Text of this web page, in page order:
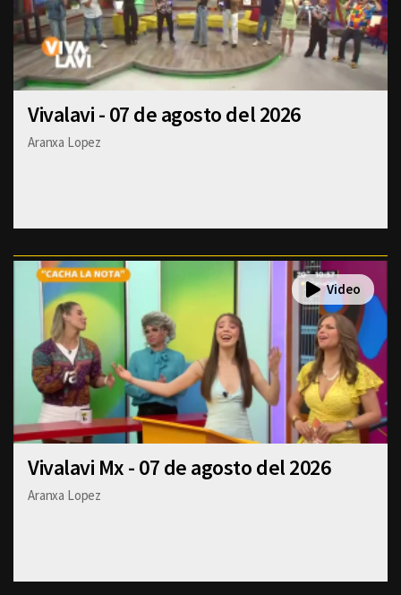
Vivalavi - 07 de agosto del 2026
Aranxa Lopez
Vivalavi Mx - 07 de agosto del 2026
Aranxa Lopez